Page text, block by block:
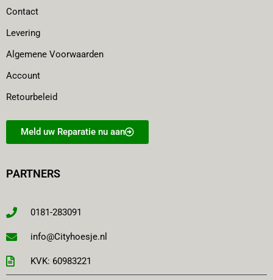
Contact
Levering
Algemene Voorwaarden
Account
Retourbeleid
Meld uw Reparatie nu aan
PARTNERS
0181-283091
info@Cityhoesje.nl
KVK: 60983221